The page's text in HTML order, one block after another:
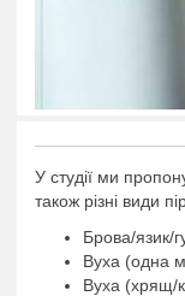
У студії ми
також різні види
Брова/язик/
Вуха (одна
Вуха (хрящ/